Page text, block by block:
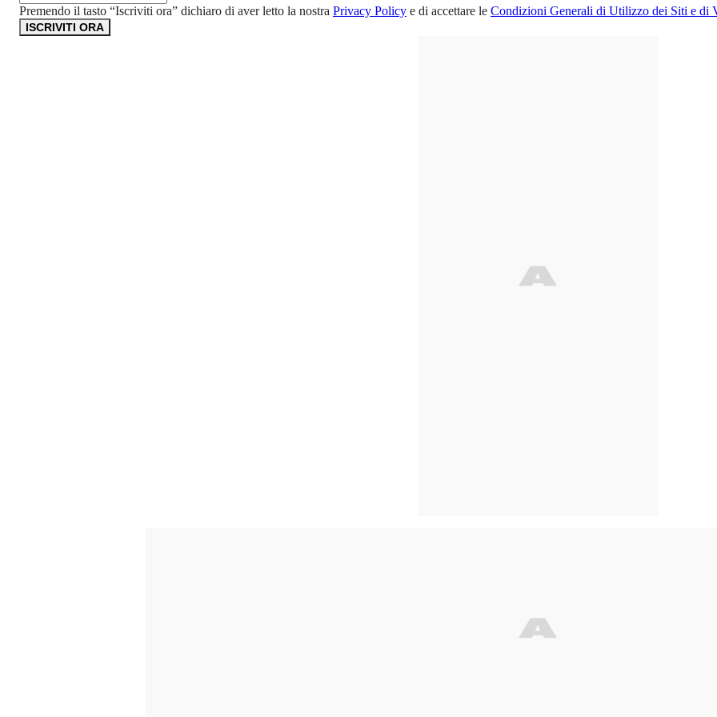
Premendo il tasto “Iscriviti ora” dichiaro di aver letto la nostra Privacy Policy e di accettare le Condizioni Generali di Utilizzo dei Siti e di
ISCRIVITI ORA